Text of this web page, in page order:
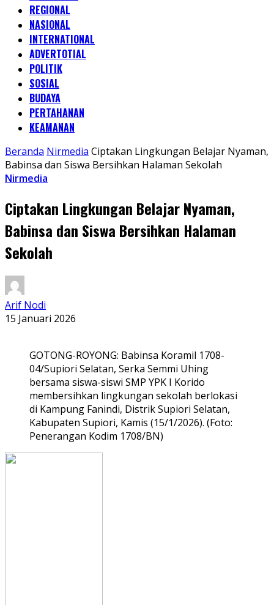
REGIONAL
NASIONAL
INTERNATIONAL
ADVERTOTIAL
POLITIK
SOSIAL
BUDAYA
PERTAHANAN
KEAMANAN
Beranda Nirmedia Ciptakan Lingkungan Belajar Nyaman,
Babinsa dan Siswa Bersihkan Halaman Sekolah
Nirmedia
Ciptakan Lingkungan Belajar Nyaman,
Babinsa dan Siswa Bersihkan Halaman
Sekolah
Arif Nodi
15 Januari 2026
GOTONG-ROYONG: Babinsa Koramil 1708-
04/Supiori Selatan, Serka Semmi Uhing
bersama siswa-siswi SMP YPK I Korido
membersihkan lingkungan sekolah berlokasi
di Kampung Fanindi, Distrik Supiori Selatan,
Kabupaten Supiori, Kamis (15/1/2026). (Foto:
Penerangan Kodim 1708/BN)